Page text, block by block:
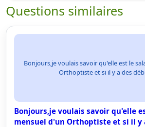
Questions similaires
Bonjours,je voulais savoir qu'elle est le
Orthoptiste et si il y a des
Bonjours,je voulais savoir qu'elle
mensuel d'un Orthoptiste et si il y